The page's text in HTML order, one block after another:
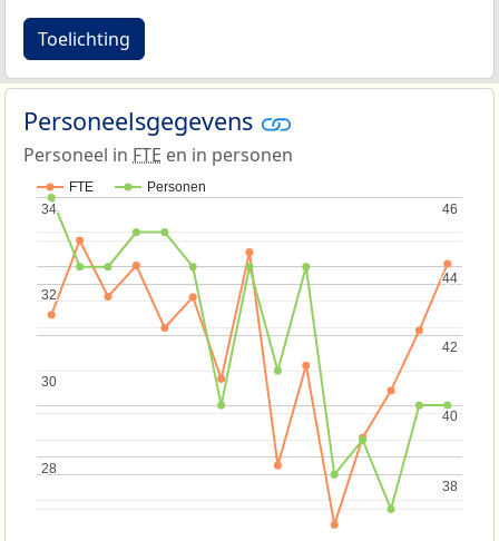
Toelichting
Personeelsgegevens
Personeel in FTE en in personen
FTE Personen
28
28
30
30
32
32
34
34
38
38
40
40
42
42
44
44
46
46